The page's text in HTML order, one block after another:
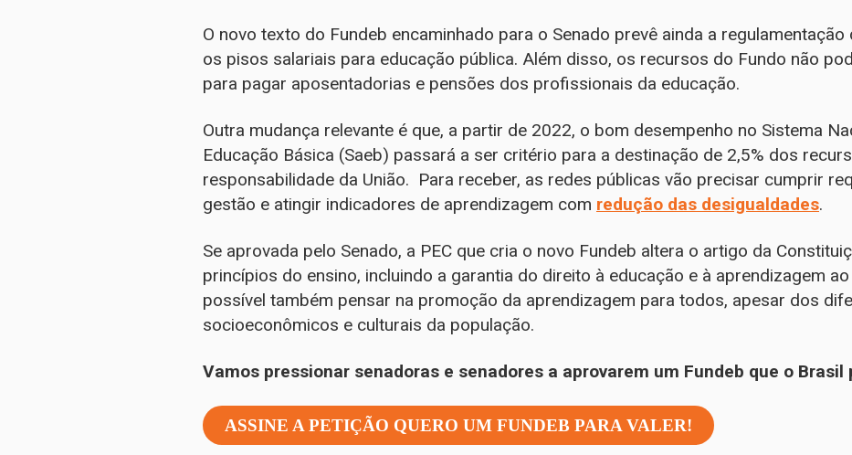
O novo texto do Fundeb encaminhado para o Senado prevê ainda a regulamentação
os pisos salariais para educação pública. Além disso, os recursos do Fundo não
para pagar aposentadorias e pensões dos profissionais da educação.
Outra mudança relevante é que, a partir de 2022, o bom desempenho no Sistema
Educação Básica (Saeb) passará a ser critério para a destinação de 2,5% dos
responsabilidade da União. Para receber, as redes públicas vão precisar cumprir
gestão e atingir indicadores de aprendizagem com redução das desigualdades.
Se aprovada pelo Senado, a PEC que cria o novo Fundeb altera o artigo da
princípios do ensino, incluindo a garantia do direito à educação e à aprendizagem
possível também pensar na promoção da aprendizagem para todos, apesar dos
socioeconômicos e culturais da população.
Vamos pressionar senadoras e senadores a aprovarem um Fundeb que o
ASSINE A PETIÇÃO QUERO UM FUNDEB PARA VALER!